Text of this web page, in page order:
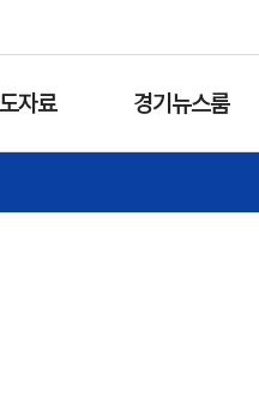
자료 경기뉴스룸